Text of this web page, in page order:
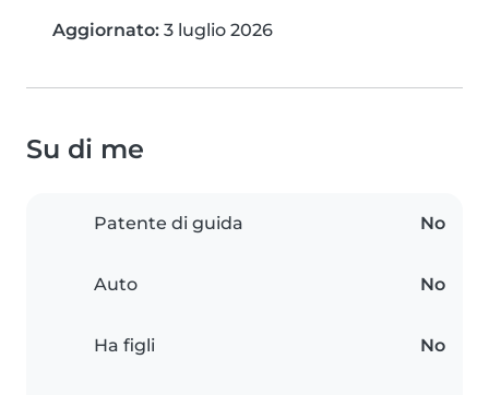
Aggiornato: 3 luglio 2026
Su di me
Patente di guida No
Auto No
Ha figli No